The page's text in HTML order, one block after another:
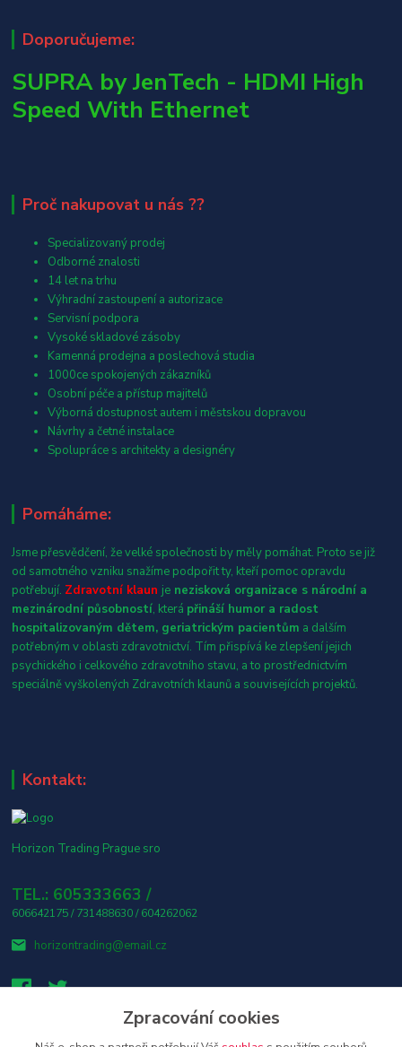
Doporučujeme:
SUPRA by JenTech - HDMI High
Speed With Ethernet
Proč nakupovat u nás ??
Specializovaný prodej
Odborné znalosti
14 let na trhu
Výhradní zastoupení a autorizace
Servisní podpora
Vysoké skladové zásoby
Kamenná prodejna a poslechová studia
1000ce spokojených zákazníků
Osobní péče a přístup majitelů
Výborná dostupnost autem i městskou dopravou
Návrhy a četné instalace
Spolupráce s architekty a designéry
Pomáháme:
Jsme přesvědčení, že velké společnosti by měly pomáhat. Proto se již
od samotného vzniku snažíme podpořit ty, kteří pomoc opravdu
potřebují. Zdravotní klaun je nezisková organizace s národní a
mezinárodní působností, která přináší humor a radost
hospitalizovaným dětem, geriatrickým pacientům a dalším
potřebným v oblasti zdravotnictví. Tím přispívá ke zlepšení jejich
psychického i celkového zdravotního stavu, a to prostřednictvím
speciálně vyškolených Zdravotních klaunů a souvisejících projektů.
Kontakt:
Horizon Trading Prague sro
TEL.: 605333663 /
606642175 / 731488630 / 604262062
horizontrading@email.cz
Zpracování cookies